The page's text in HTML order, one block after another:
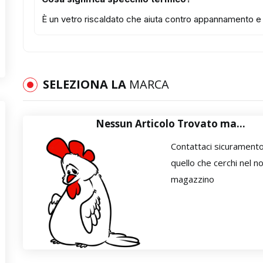
È un vetro riscaldato che aiuta contro appannamento
SELEZIONA LA MARCA
Nessun Articolo Trovato ma...
Contattaci
quello che cerchi nel
magazzino